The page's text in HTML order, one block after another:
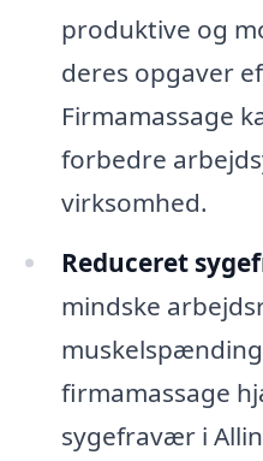
produktive og
deres opgaver
Firmamassage
forbedre
virksomhed.
Reduceret
mindske
firmamassage
sygefravær i